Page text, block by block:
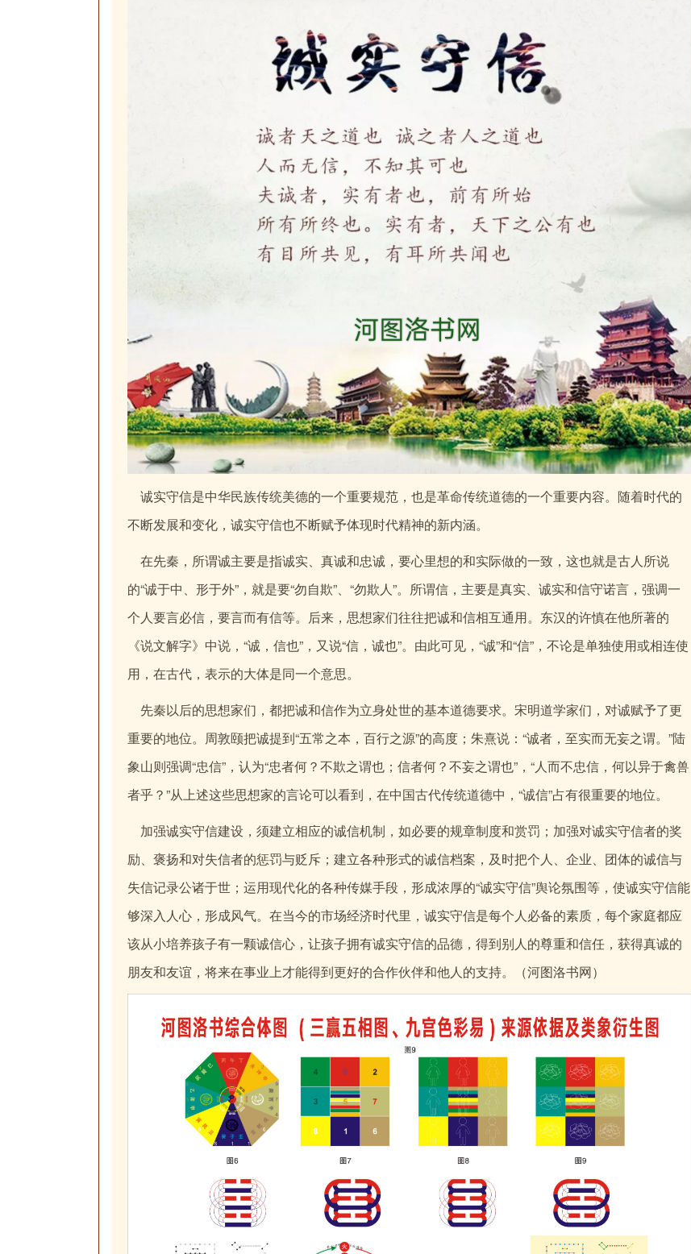
诚实守信是中华民族传统美德的一个重要规范，也是革命传统道德的一个重要内容。随着时代的
不断发展和变化，诚实守信也不断赋予体现时代精神的新内涵。
在先秦，所谓诚主要是指诚实、真诚和忠诚，要心里想的和实际做的一致，这也就是古人所说
的“诚于中、形于外”，就是要“勿自欺”、“勿欺人”。所谓信，主要是真实、诚实和信守诺言，强调一
个人要言必信，要言而有信等。后来，思想家们往往把诚和信相互通用。东汉的许慎在他所著的
《说文解字》中说，“诚，信也”，又说“信，诚也”。由此可见，“诚”和“信”，不论是单独使用或相连使
用，在古代，表示的大体是同一个意思。
先秦以后的思想家们，都把诚和信作为立身处世的基本道德要求。宋明道学家们，对诚赋予了更
重要的地位。周敦颐把诚提到“五常之本，百行之源”的高度；朱熹说：“诚者，至实而无妄之谓。”陆
象山则强调“忠信”，认为“忠者何？不欺之谓也；信者何？不妄之谓也”，“人而不忠信，何以异于禽兽
者乎？”从上述这些思想家的言论可以看到，在中国古代传统道德中，“诚信”占有很重要的地位。
加强诚实守信建设，须建立相应的诚信机制，如必要的规章制度和赏罚；加强对诚实守信者的奖
励、褒扬和对失信者的惩罚与贬斥；建立各种形式的诚信档案，及时把个人、企业、团体的诚信与
失信记录公诸于世；运用现代化的各种传媒手段，形成浓厚的“诚实守信”舆论氛围等，使诚实守信能
够深入人心，形成风气。在当今的市场经济时代里，诚实守信是每个人必备的素质，每个家庭都应
该从小培养孩子有一颗诚信心，让孩子拥有诚实守信的品德，得到别人的尊重和信任，获得真诚的
朋友和友谊，将来在事业上才能得到更好的合作伙伴和他人的支持。（河图洛书网）